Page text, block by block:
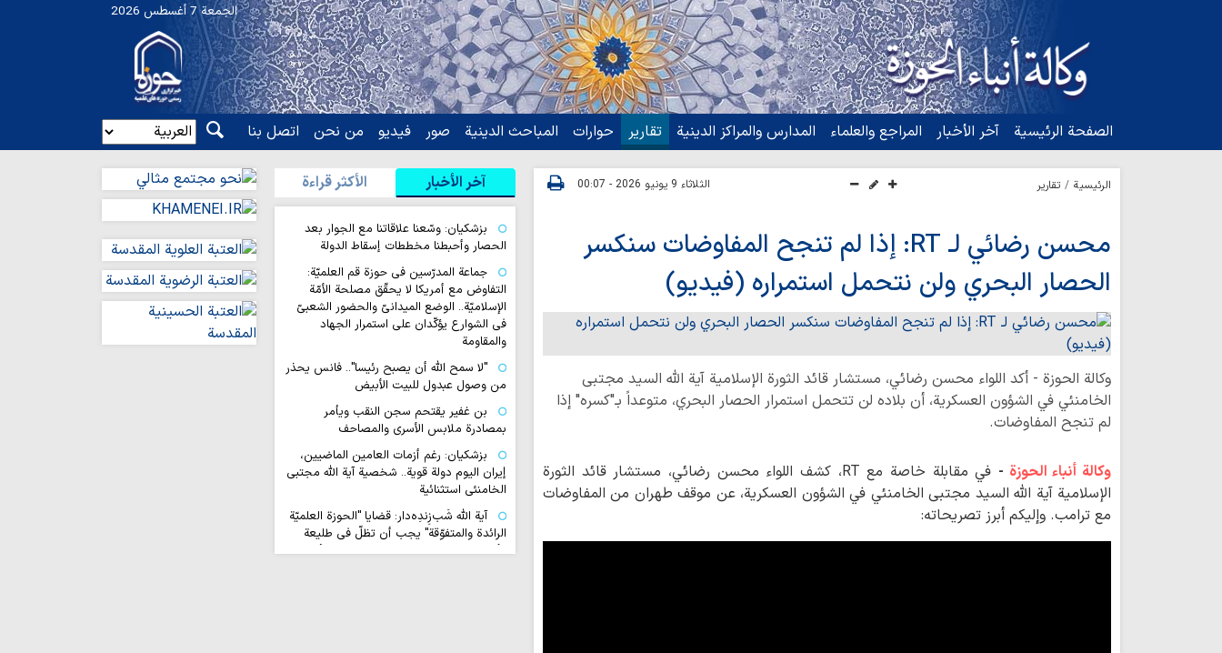
الجمعة 7 أغسطس 2026
الصفحة الرئيسية آخر الأخبار المراجع والعلماء المدارس والمراكز الدينية تقارير حوارات المباحث الدينية صور فیدیو من نحن اتصل بنا
الرئيسية تقارير الثلاثاء 9 يونيو 2026 - 00:07
محسن رضائي لـ RT: إذا لم تنجح المفاوضات سنكسر
الحصار البحري ولن نتحمل استمراره (فيديو)
وكالة الحوزة - أكد اللواء محسن رضائي، مستشار قائد الثورة الإسلامية آية الله السید مجتبى
الخامنئي في الشؤون العسكرية، أن بلاده لن تتحمل استمرار الحصار البحري، متوعداً بـ"كسره" إذا
لم تنجح المفاوضات.
وكالة أنباء الحوزة -
في مقابلة خاصة مع RT، كشف اللواء محسن رضائي، مستشار قائد الثورة
الإسلامية آية الله السید مجتبى الخامنئي في الشؤون العسكرية، عن موقف طهران من المفاوضات
مع ترامب. وإليكم أبرز تصريحاته:
آخر الأخبار الأکثر قراءة
بزشكيان: وسّعنا علاقاتنا مع الجوار بعد
الحصار وأحبطنا مخططات إسقاط الدولة
جماعة المدرّسين في حوزة قم العلميّة:
التفاوض مع أمريكا لا يحقّق مصلحة الأمّة
الإسلاميّة.. الوضع الميدانيّ والحضور الشعبيّ
في الشوارع يؤكّدان على استمرار الجهاد
والمقاومة
"لا سمح الله أن يصبح رئيسا".. فانس يحذر
من وصول عبدول للبيت الأبيض
بن غفير يقتحم سجن النقب ويأمر
بمصادرة ملابس الأسرى والمصاحف
بزشكيان: رغم أزمات العامين الماضيين،
إيران اليوم دولة قوية.. شخصية آية الله مجتبى
الخامنئي استثنائية
آية اللّه شَب‌زِندِه‌دار: قضايا "الحوزة العلميّة
الرائدة والمتفوّقة" يجب أن تظلّ في طليعة
الأولويّات.. كتاب "وسائل الشيعة" يمكن أن